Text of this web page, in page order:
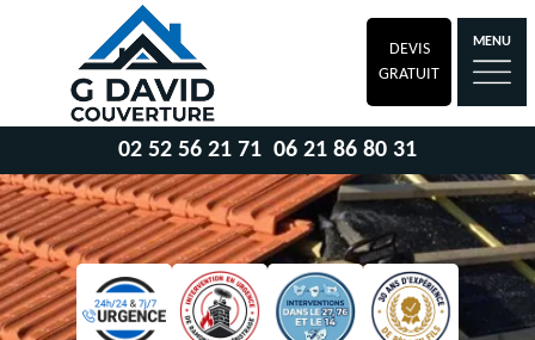
DEVIS
GRATUIT
MENU
02 52 56 21 71 06 21 86 80 31